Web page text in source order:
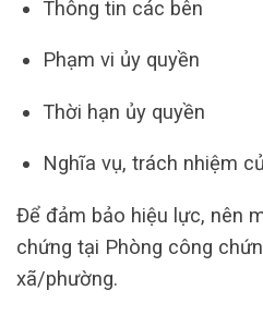
Thông tin các bên
Phạm vi ủy quyền
Thời hạn ủy quyền
Nghĩa vụ, trách nhiệm
Để đảm bảo hiệu lực, nên
chứng tại Phòng công
xã/phường.